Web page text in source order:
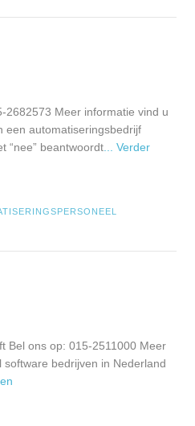
2682573 Meer informatie vind u
een automatiseringsbedrijf
“nee” beantwoordt ... Verder
Bel ons op: 015-2511000 Meer
software bedrijven in Nederland